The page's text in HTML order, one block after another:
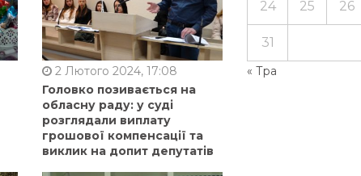
2 Лютого 2024, 17:08
Головко позивається на
обласну раду: у суді
розглядали виплату
грошової компенсації та
виклик на допит депутатів
« Тра
24 25 26
31